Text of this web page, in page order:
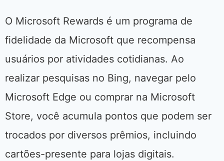
O Microsoft Rewards é um programa de
fidelidade da Microsoft que recompensa
usuários por atividades cotidianas. Ao
realizar pesquisas no Bing, navegar pelo
Microsoft Edge ou comprar na Microsoft
Store, você acumula pontos que podem ser
trocados por diversos prêmios, incluindo
cartões-presente para lojas digitais.